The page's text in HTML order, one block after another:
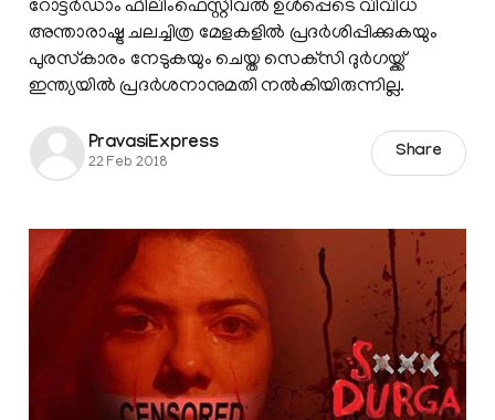
റോട്ടര്‍ഡാം ഫിലിംഫെസ്റ്റിവല്‍ ഉള്‍പ്പെടെ വിവിധ
അന്താരാഷ്ട്ര ചലച്ചിത്ര മേളകളില്‍ പ്രദര്‍ശിപ്പിക്കുകയും
പുരസ്‌കാരം നേടുകയും ചെയ്ത സെക്‌സി ദുര്‍ഗയ്ക്ക്
ഇന്ത്യയില്‍ പ്രദര്‍ശനാനുമതി നല്‍കിയിരുന്നില്ല.
PravasiExpress
22 Feb 2018
Share